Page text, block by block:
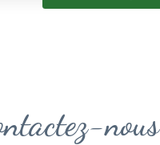
nous